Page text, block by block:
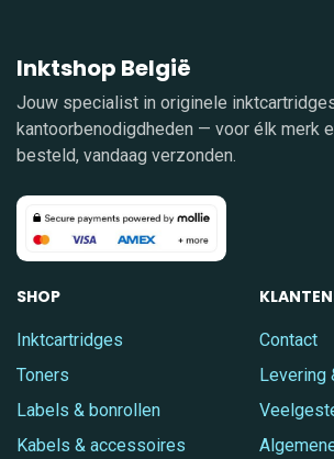
Inktshop België
Jouw specialist in originele
kantoorbenodigdheden — voor élk merk
besteld, vandaag verzonden.
SHOP
Inktcartridges
Toners
Labels & bonrollen
Kabels & accessoires
Contact
Levering